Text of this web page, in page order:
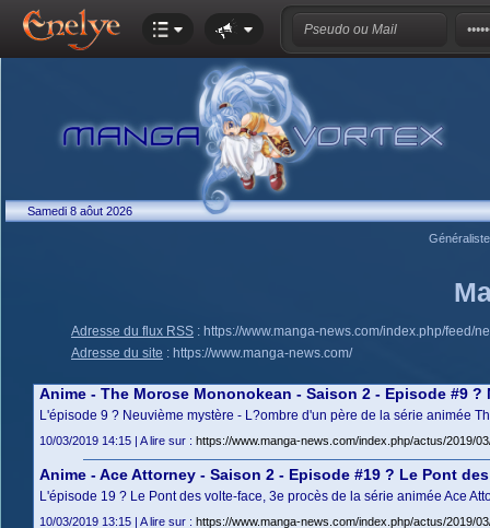
Samedi 8 aôut 2026
Adresse du flux RSS : https://www.manga-news.com/index.php/feed/
Adresse du site : https://www.manga-news.com/
Anime - The Morose Mononokean - Saison 2 - Episode #9
L'épisode 9 ? Neuvième mystère - L?ombre d'un père de la série animée
10/03/2019 14:15 | A lire sur : https://www.manga-news.com/index.php/actus/2019/
Anime - Ace Attorney - Saison 2 - Episode #19 ? Le Pont
L'épisode 19 ? Le Pont des volte-face, 3e procès de la série animée Ace
10/03/2019 13:15 | A lire sur : https://www.manga-news.com/index.php/actus/2019/